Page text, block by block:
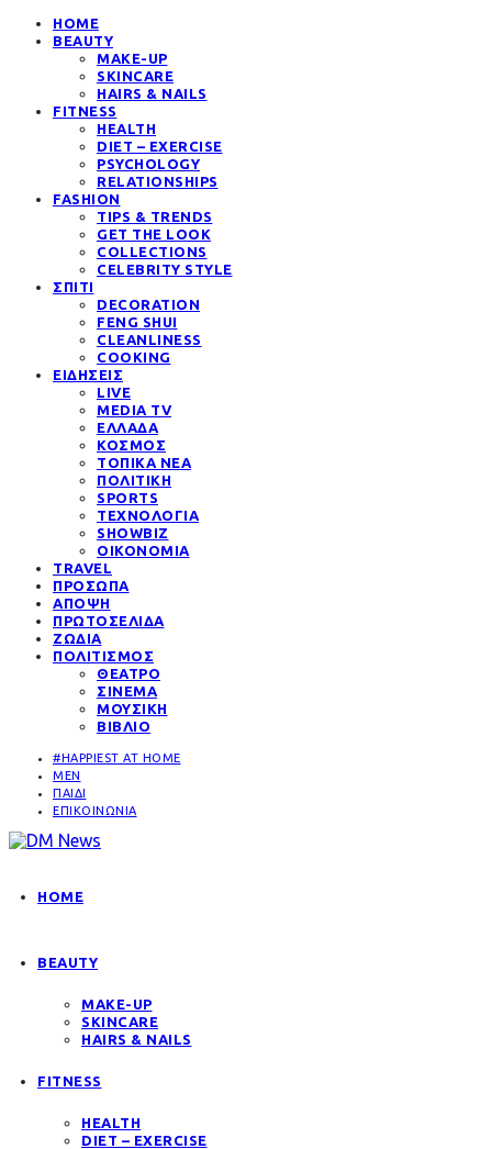
HOME
BEAUTY
MAKE-UP
SKINCARE
HAIRS & NAILS
FITNESS
HEALTH
DIET – EXERCISE
PSYCHOLOGY
RELATIONSHIPS
FASHION
TIPS & TRENDS
GET THE LOOK
COLLECTIONS
CELEBRITY STYLE
ΣΠΙΤΙ
DECORATION
FENG SHUI
CLEANLINESS
COOKING
ΕΙΔΗΣΕΙΣ
LIVE
MEDIA TV
ΕΛΛΑΔΑ
ΚΟΣΜΟΣ
ΤΟΠΙΚΑ ΝΕΑ
ΠΟΛΙΤΙΚΗ
SPORTS
ΤΕΧΝΟΛΟΓΙΑ
SHOWBIZ
ΟΙΚΟΝΟΜΙΑ
TRAVEL
ΠΡΟΣΩΠΑ
ΑΠΟΨΗ
ΠΡΩΤΟΣΕΛΙΔΑ
ΖΩΔΙΑ
ΠΟΛΙΤΙΣΜΟΣ
ΘΕΑΤΡΟ
ΣΙΝΕΜΑ
ΜΟΥΣΙΚΗ
ΒΙΒΛΙΟ
#HAPPIEST AT HOME
MEN
ΠΑΙΔΙ
ΕΠΙΚΟΙΝΩΝΙΑ
HOME
BEAUTY
MAKE-UP
SKINCARE
HAIRS & NAILS
FITNESS
HEALTH
DIET – EXERCISE